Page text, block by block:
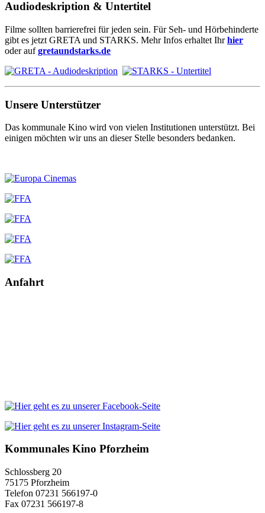
Audiodeskription & Untertitel
Filme sollten barrierefrei für jeden sein. Für Seh- und Hörbehinderte
gibt es jetzt GRETA und STARKS. Mehr Infos erhaltet Ihrhier
oder aufgretaundstarks.de
Unsere Unterstützer
Das kommunale Kino wird von vielen Institutionen unterstützt. Bei
einigen möchten wir uns an dieser Stelle besonders bedanken.
Anfahrt
Kommunales Kino Pforzheim
Schlossberg 20
75175 Pforzheim
Telefon 07231 566197-0
Fax 07231 566197-8